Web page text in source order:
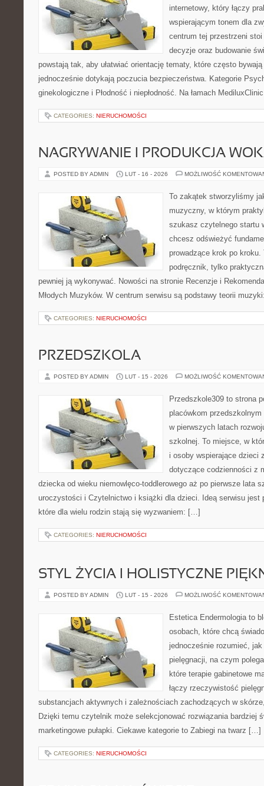
internetowy, który łączy
wspierającym tonem dla
centrum tej przestrzeni
decyzje oraz budowanie
powstają tak, aby ułatwiać orientację tematy, które często
jednocześnie dotykają poczucia bezpieczeństwa. Kategorie
ginekologiczne i Płodność i niepłodność. Na łamach
CATEGORIES: NIERUCHOMOŚCI
NAGRYWANIE I PRODUKCJA
POSTED BY ADMIN LUT - 16 - 2026 MOŻLIWOŚĆ
To zakątek stworzyliśmy
muzyczny, w którym
szukasz czytelnego startu
chcesz odświeżyć
prowadzące krok po
podręcznik, tylko
pewniej ją wykonywać. Nowości na stronie Recenzje i
Młodych Muzyków. W centrum serwisu są podstawy teorii
CATEGORIES: NIERUCHOMOŚCI
PRZEDSZKOLA
POSTED BY ADMIN LUT - 15 - 2026 MOŻLIWOŚĆ
Przedszkole309 to strona
placówkom
w pierwszych latach
szkolnej. To miejsce, w
i osoby wspierające dzieci
dotyczące codzienności z
dziecka od wieku niemowlęco-toddlerowego aż po pierwsze lata
uroczystości i Czytelnictwo i książki dla dzieci. Ideą serwisu jest
które dla wielu rodzin stają się wyzwaniem: […]
CATEGORIES: NIERUCHOMOŚCI
STYL ŻYCIA I HOLISTYCZNE
POSTED BY ADMIN LUT - 15 - 2026 MOŻLIWOŚĆ
Estetica Endermologia to
osobach, które chcą
jednocześnie rozumieć, jak
pielęgnacji, na czym
które terapie gabinetowe
łączy rzeczywistość
substancjach aktywnych i zależnościach zachodzących w
Dzięki temu czytelnik może selekcjonować rozwiązania bardziej
marketingowe pułapki. Ciekawe kategorie to Zabiegi na twarz […]
CATEGORIES: NIERUCHOMOŚCI